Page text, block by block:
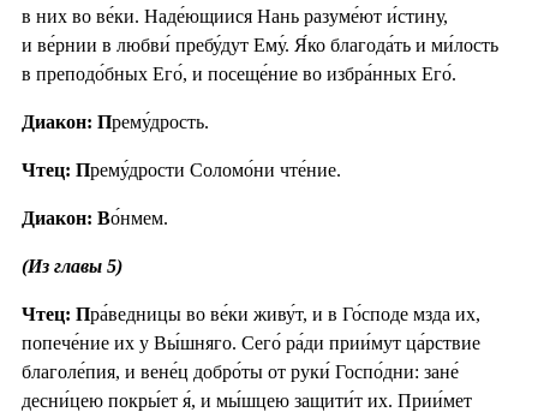
в них во ве́ки. Наде́ющиися Нань разуме́ют и́стину,
и ве́рнии в любви́ пребу́дут Ему́. Я́ко благода́ть и ми́лость
в преподо́бных Его́, и посеще́ние во избра́нных Его́.
Диакон: Прему́дрость.
Чтец: Прему́дрости Соломо́ни чте́ние.
Диакон: Во́нмем.
(Из главы 5)
Чтец: Пра́ведницы во ве́ки живу́т, и в Го́споде мзда их,
попече́ние их у Вы́шняго. Сего́ ра́ди прии́мут ца́рствие
благоле́пия, и вене́ц добро́ты от руки́ Госпо́дни: зане́
десни́цею покры́ет я́, и мы́шцею защити́т их. Прии́мет